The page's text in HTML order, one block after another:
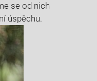
se od nich
úspěchu.